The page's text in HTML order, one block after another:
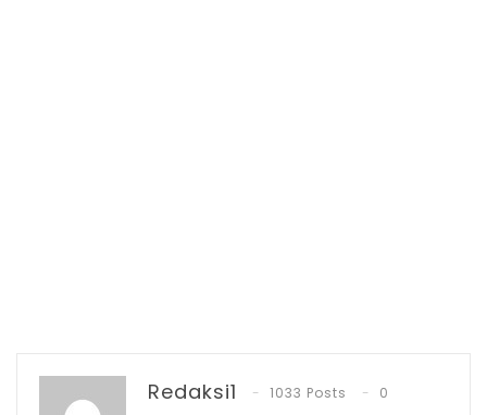
Bupati, menyemangati para peserta.
Redaksi1 1033 Posts
0